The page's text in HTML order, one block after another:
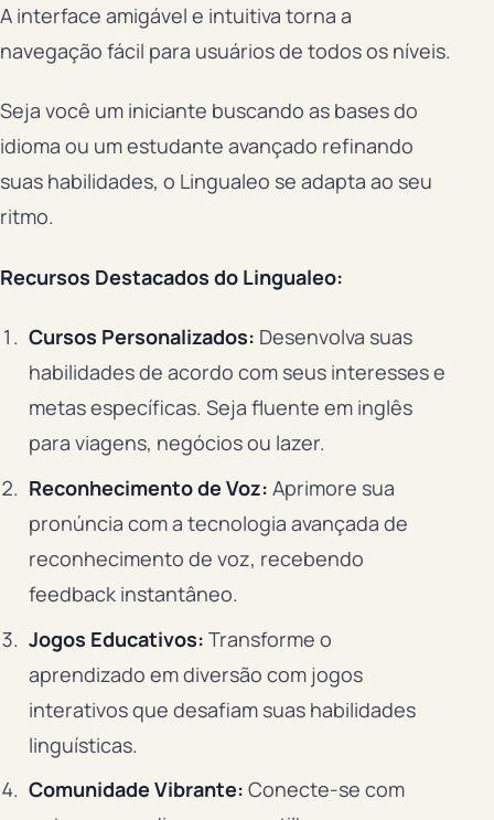
A interface amigável e intuitiva torna a
navegação fácil para usuários de todos os níveis.
Seja você um iniciante buscando as bases do
idioma ou um estudante avançado refinando
suas habilidades, o Lingualeo se adapta ao seu
ritmo.
Recursos Destacados do Lingualeo:
Cursos Personalizados: Desenvolva suas
habilidades de acordo com seus interesses e
metas específicas. Seja fluente em inglês
para viagens, negócios ou lazer.
Reconhecimento de Voz: Aprimore sua
pronúncia com a tecnologia avançada de
reconhecimento de voz, recebendo
feedback instantâneo.
Jogos Educativos: Transforme o
aprendizado em diversão com jogos
interativos que desafiam suas habilidades
linguísticas.
Comunidade Vibrante: Conecte-se com